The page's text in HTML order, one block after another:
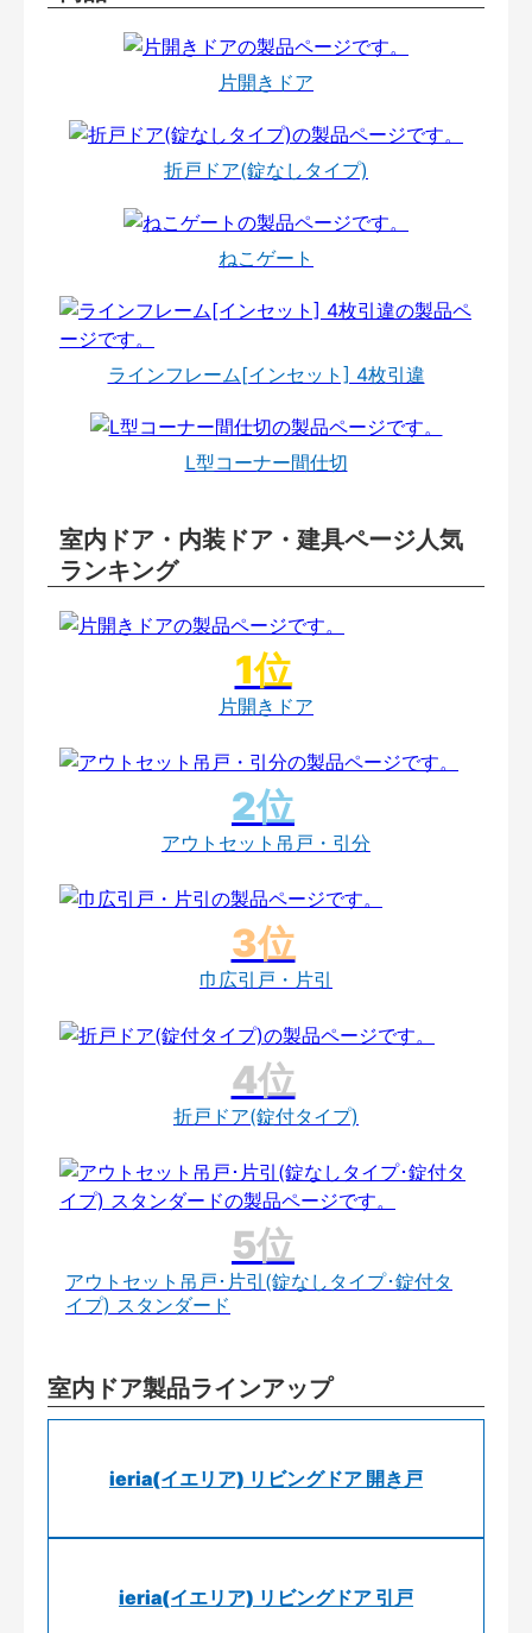
片開きドア
折戸ドア(錠なしタイプ)
ねこゲート
ラインフレーム[インセット] 4枚引違
L型コーナー間仕切
室内ドア・内装ドア・建具ページ人気
ランキング
片開きドア
アウトセット吊戸・引分
巾広引戸・片引
折戸ドア(錠付タイプ)
アウトセット吊戸･片引(錠なしタイプ･錠付タ
イプ) スタンダード
室内ドア製品ラインアップ
ieria(イエリア) リビングドア 開き戸
ieria(イエリア) リビングドア 引戸